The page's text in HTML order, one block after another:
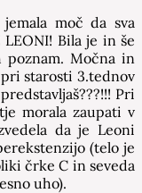
moč da sva
Bila je in še
Močna in
starosti 3.tednov
Pri
morala zaupati v
da je Leoni
(telo je
črke C in seveda
uho).